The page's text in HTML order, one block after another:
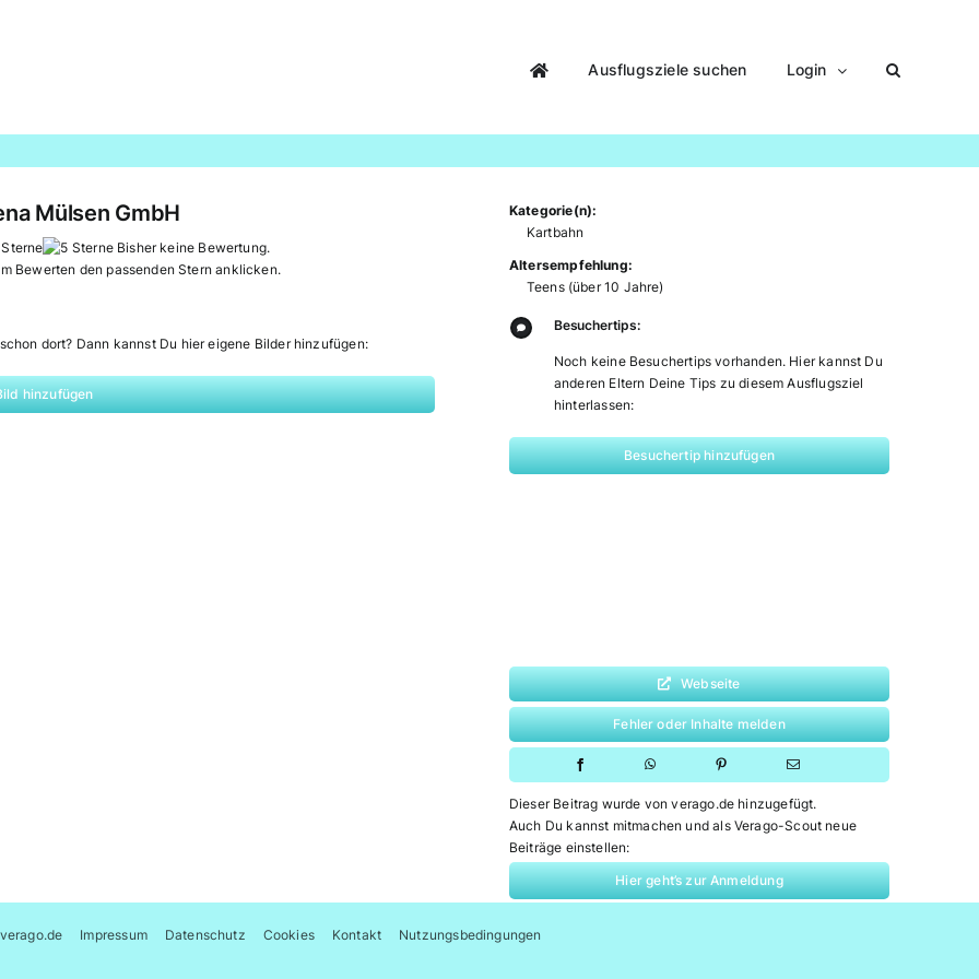
Ausflugsziele suchen Login
Mülsen GmbH
Bisher keine Bewertung.
Bewerten den passenden Stern anklicken.
dort? Dann kannst Du hier eigene Bilder hinzufügen:
hinzufügen
Kategorie(n):
Kartbahn
Altersempfehlung:
Teens (über 10 Jahre)
Besuchertips:
Noch keine Besuchertips vorhanden. Hier kannst Du
anderen Eltern Deine Tips zu diesem Ausflugsziel
hinterlassen:
Besuchertip hinzufügen
Webseite
Fehler oder Inhalte melden
Dieser Beitrag wurde von verago.de hinzugefügt.
Auch Du kannst mitmachen und als Verago-Scout neue
Beiträge einstellen:
Hier geht’s zur Anmeldung
verago.de Impressum Datenschutz Cookies Kontakt Nutzungsbedingungen